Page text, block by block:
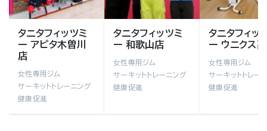
タニタフィッツミ
ー アピタ木曽川
店
女性専用ジム
サーキットトレーニング
健康促進
タニタフィッツミ
ー 和歌山店
女性専用ジム
サーキットトレーニング
健康促進
タニタフィッ
ー ウニクス
女性専用ジム
サーキットトレー
健康促進